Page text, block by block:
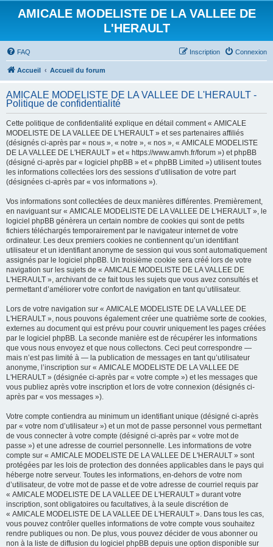
AMICALE MODELISTE DE LA VALLEE DE
L'HERAULT
FAQ Connexion
Inscription
Accueil Accueil du forum
AMICALE MODELISTE DE LA VALLEE DE L'HERAULT -
Politique de confidentialité
Cette politique de confidentialité explique en détail comment « AMICALE
MODELISTE DE LA VALLEE DE L'HERAULT » et ses partenaires affiliés
(désignés ci-après par « nous », « notre », « nos », « AMICALE MODELISTE
DE LA VALLEE DE L'HERAULT » et « https://www.amvh.fr/forum ») et phpBB
(désigné ci-après par « logiciel phpBB » et « phpBB Limited ») utilisent toutes
les informations collectées lors des sessions d’utilisation de votre part
(désignées ci-après par « vos informations »).
Vos informations sont collectées de deux manières différentes. Premièrement,
en naviguant sur « AMICALE MODELISTE DE LA VALLEE DE L'HERAULT », le
logiciel phpBB génèrera un certain nombre de cookies qui sont de petits
fichiers téléchargés temporairement par le navigateur internet de votre
ordinateur. Les deux premiers cookies ne contiennent qu’un identifiant
utilisateur et un identifiant anonyme de session qui vous sont automatiquement
assignés par le logiciel phpBB. Un troisième cookie sera créé lors de votre
navigation sur les sujets de « AMICALE MODELISTE DE LA VALLEE DE
L'HERAULT », archivant de ce fait tous les sujets que vous avez consultés et
permettant d’améliorer votre confort de navigation en tant qu’utilisateur.
Lors de votre navigation sur « AMICALE MODELISTE DE LA VALLEE DE
L'HERAULT », nous pouvons également créer une quatrième sorte de cookies,
externes au document qui est prévu pour couvrir uniquement les pages créées
par le logiciel phpBB. La seconde manière est de récupérer les informations
que vous nous envoyez et que nous collectons. Ceci peut correspondre —
mais n’est pas limité à — la publication de messages en tant qu’utilisateur
anonyme, l’inscription sur « AMICALE MODELISTE DE LA VALLEE DE
L'HERAULT » (désignée ci-après par « votre compte ») et les messages que
vous publiez après votre inscription et lors de votre connexion (désignés ci-
après par « vos messages »).
Votre compte contiendra au minimum un identifiant unique (désigné ci-après
par « votre nom d’utilisateur ») et un mot de passe personnel vous permettant
de vous connecter à votre compte (désigné ci-après par « votre mot de
passe ») et une adresse de courriel personnelle. Les informations de votre
compte sur « AMICALE MODELISTE DE LA VALLEE DE L'HERAULT » sont
protégées par les lois de protection des données applicables dans le pays qui
héberge notre serveur. Toutes les informations, en-dehors de votre nom
d’utilisateur, de votre mot de passe et de votre adresse de courriel requis par
« AMICALE MODELISTE DE LA VALLEE DE L'HERAULT » durant votre
inscription, sont obligatoires ou facultatives, à la seule discrétion de
« AMICALE MODELISTE DE LA VALLEE DE L'HERAULT ». Dans tous les cas,
vous pouvez contrôler quelles informations de votre compte vous souhaitez
rendre publiques ou non. De plus, vous pouvez décider de vous abonner ou
non à la liste de diffusion du logiciel phpBB depuis une option disponible sur